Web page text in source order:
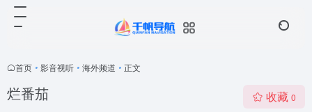
首页 • 影音视听 • 海外频道 • 正文
烂番茄 收藏 0